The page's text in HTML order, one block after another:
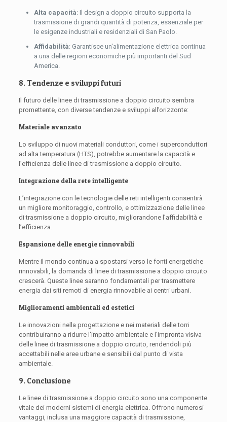
Alta capacità: Il design a doppio circuito supporta la
trasmissione di grandi quantità di potenza, essenziale per
le esigenze industriali e residenziali di San Paolo.
Affidabilità: Garantisce un'alimentazione elettrica continua
a una delle regioni economiche più importanti del Sud
America.
8. Tendenze e sviluppi futuri
Il futuro delle linee di trasmissione a doppio circuito sembra
promettente, con diverse tendenze e sviluppi all’orizzonte:
Materiale avanzato
Lo sviluppo di nuovi materiali conduttori, come i superconduttori
ad alta temperatura (HTS), potrebbe aumentare la capacità e
l’efficienza delle linee di trasmissione a doppio circuito.
Integrazione della rete intelligente
L’integrazione con le tecnologie delle reti intelligenti consentirà
un migliore monitoraggio, controllo, e ottimizzazione delle linee
di trasmissione a doppio circuito, migliorandone l’affidabilità e
l’efficienza.
Espansione delle energie rinnovabili
Mentre il mondo continua a spostarsi verso le fonti energetiche
rinnovabili, la domanda di linee di trasmissione a doppio circuito
crescerà. Queste linee saranno fondamentali per trasmettere
energia dai siti remoti di energia rinnovabile ai centri urbani.
Miglioramenti ambientali ed estetici
Le innovazioni nella progettazione e nei materiali delle torri
contribuiranno a ridurre l'impatto ambientale e l'impronta visiva
delle linee di trasmissione a doppio circuito, rendendoli più
accettabili nelle aree urbane e sensibili dal punto di vista
ambientale.
9. Conclusione
Le linee di trasmissione a doppio circuito sono una componente
vitale dei moderni sistemi di energia elettrica. Offrono numerosi
vantaggi, inclusa una maggiore capacità di trasmissione,